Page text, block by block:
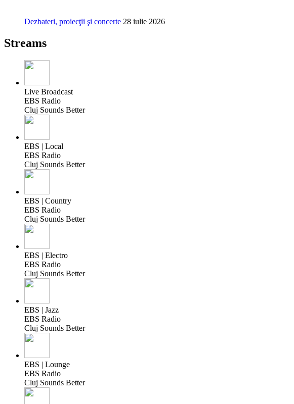
Dezbateri, proiecţii şi concerte 28 iulie 2026
Streams
Live Broadcast
EBS Radio
Cluj Sounds Better
EBS | Local
EBS Radio
Cluj Sounds Better
EBS | Country
EBS Radio
Cluj Sounds Better
EBS | Electro
EBS Radio
Cluj Sounds Better
EBS | Jazz
EBS Radio
Cluj Sounds Better
EBS | Lounge
EBS Radio
Cluj Sounds Better